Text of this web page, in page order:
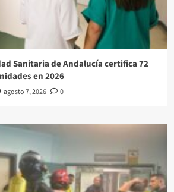
Sanitaria de Andalucía certifica 72
en 2026
agosto 7, 2026 0